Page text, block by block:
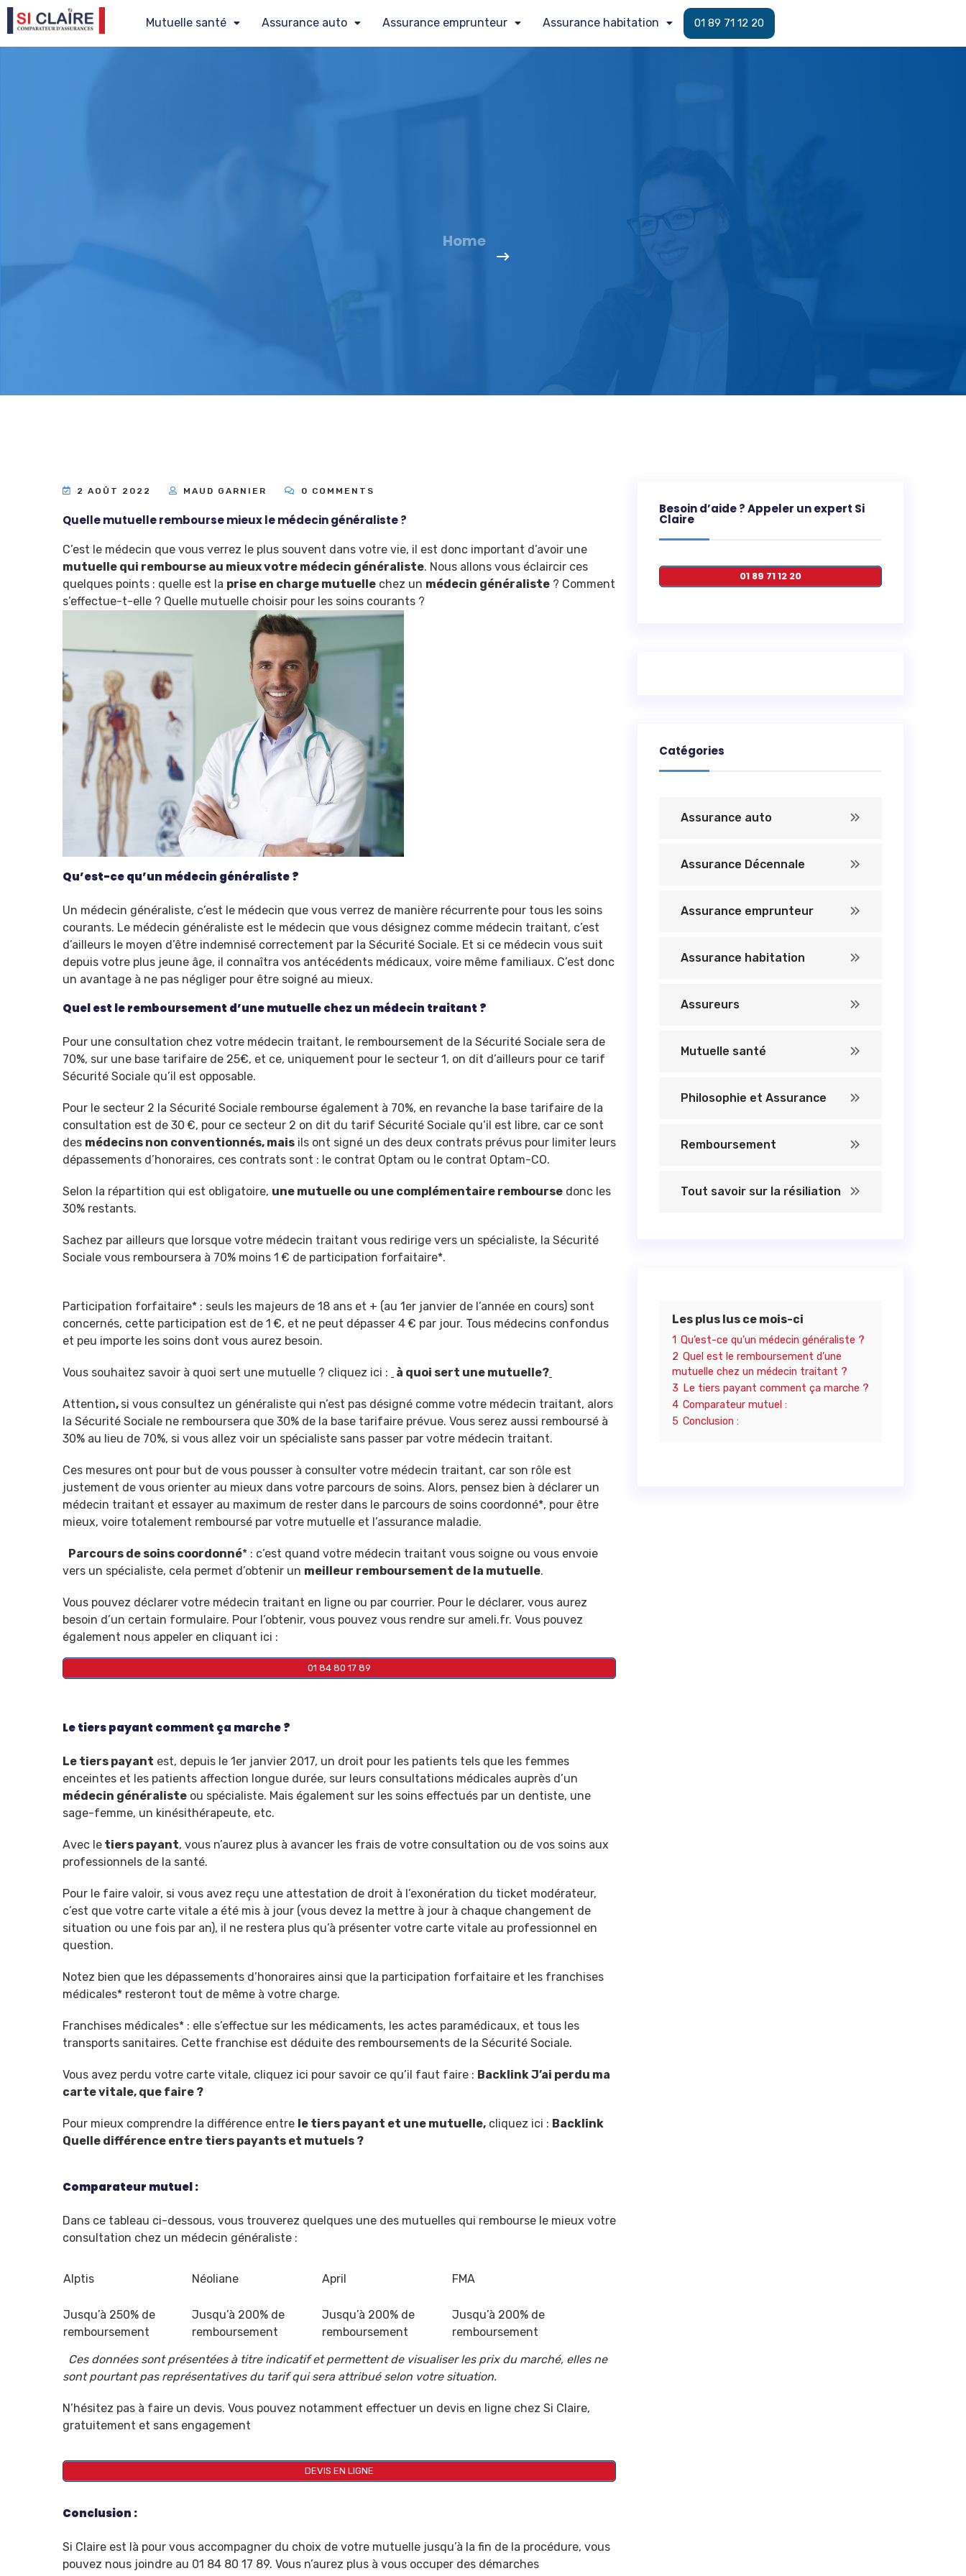
Mutuelle santé Assurance auto Assurance emprunteur Assurance habitation 01 89 71 12 20
Home
2 AOÛT 2022 MAUD GARNIER 0 COMMENTS
Quelle mutuelle rembourse mieux le médecin généraliste ?
C’est le médecin que vous verrez le plus souvent dans votre vie, il est donc important d’avoir une
mutuelle qui rembourse au mieux votre médecin généraliste. Nous allons vous éclaircir ces
quelques points : quelle est la prise en charge mutuelle chez un médecin généraliste ? Comment
s’effectue-t-elle ? Quelle mutuelle choisir pour les soins courants ?
Qu’est-ce qu’un médecin généraliste ?
Un médecin généraliste, c’est le médecin que vous verrez de manière récurrente pour tous les soins
courants. Le médecin généraliste est le médecin que vous désignez comme médecin traitant, c’est
d’ailleurs le moyen d’être indemnisé correctement par la Sécurité Sociale. Et si ce médecin vous suit
depuis votre plus jeune âge, il connaîtra vos antécédents médicaux, voire même familiaux. C’est donc
un avantage à ne pas négliger pour être soigné au mieux.
Quel est le remboursement d’une mutuelle chez un médecin traitant ?
Pour une consultation chez votre médecin traitant, le remboursement de la Sécurité Sociale sera de
70%, sur une base tarifaire de 25€, et ce, uniquement pour le secteur 1, on dit d’ailleurs pour ce tarif
Sécurité Sociale qu’il est opposable.
Pour le secteur 2 la Sécurité Sociale rembourse également à 70%, en revanche la base tarifaire de la
consultation est de 30 €, pour ce secteur 2 on dit du tarif Sécurité Sociale qu’il est libre, car ce sont
des médecins non conventionnés, mais ils ont signé un des deux contrats prévus pour limiter leurs
dépassements d’honoraires, ces contrats sont : le contrat Optam ou le contrat Optam-CO.
Selon la répartition qui est obligatoire, une mutuelle ou une complémentaire rembourse donc les
30% restants.
Sachez par ailleurs que lorsque votre médecin traitant vous redirige vers un spécialiste, la Sécurité
Sociale vous remboursera à 70% moins 1 € de participation forfaitaire*.
Participation forfaitaire* : seuls les majeurs de 18 ans et + (au 1er janvier de l’année en cours) sont
concernés, cette participation est de 1 €, et ne peut dépasser 4 € par jour. Tous médecins confondus
et peu importe les soins dont vous aurez besoin.
Vous souhaitez savoir à quoi sert une mutuelle ? cliquez ici : à quoi sert une mutuelle?
Attention, si vous consultez un généraliste qui n’est pas désigné comme votre médecin traitant, alors
la Sécurité Sociale ne remboursera que 30% de la base tarifaire prévue. Vous serez aussi remboursé à
30% au lieu de 70%, si vous allez voir un spécialiste sans passer par votre médecin traitant.
Ces mesures ont pour but de vous pousser à consulter votre médecin traitant, car son rôle est
justement de vous orienter au mieux dans votre parcours de soins. Alors, pensez bien à déclarer un
médecin traitant et essayer au maximum de rester dans le parcours de soins coordonné*, pour être
mieux, voire totalement remboursé par votre mutuelle et l’assurance maladie.
Parcours de soins coordonné* : c’est quand votre médecin traitant vous soigne ou vous envoie
vers un spécialiste, cela permet d’obtenir un meilleur remboursement de la mutuelle.
Vous pouvez déclarer votre médecin traitant en ligne ou par courrier. Pour le déclarer, vous aurez
besoin d’un certain formulaire. Pour l’obtenir, vous pouvez vous rendre sur ameli.fr. Vous pouvez
également nous appeler en cliquant ici :
01 84 80 17 89
Le tiers payant comment ça marche ?
Le tiers payant est, depuis le 1er janvier 2017, un droit pour les patients tels que les femmes
enceintes et les patients affection longue durée, sur leurs consultations médicales auprès d’un
médecin généraliste ou spécialiste. Mais également sur les soins effectués par un dentiste, une
sage-femme, un kinésithérapeute, etc.
Avec le tiers payant, vous n’aurez plus à avancer les frais de votre consultation ou de vos soins aux
professionnels de la santé.
Pour le faire valoir, si vous avez reçu une attestation de droit à l’exonération du ticket modérateur,
c’est que votre carte vitale a été mis à jour (vous devez la mettre à jour à chaque changement de
situation ou une fois par an), il ne restera plus qu’à présenter votre carte vitale au professionnel en
question.
Notez bien que les dépassements d’honoraires ainsi que la participation forfaitaire et les franchises
médicales* resteront tout de même à votre charge.
Franchises médicales* : elle s’effectue sur les médicaments, les actes paramédicaux, et tous les
transports sanitaires. Cette franchise est déduite des remboursements de la Sécurité Sociale.
Vous avez perdu votre carte vitale, cliquez ici pour savoir ce qu’il faut faire : Backlink J’ai perdu ma
carte vitale, que faire ?
Pour mieux comprendre la différence entre le tiers payant et une mutuelle, cliquez ici : Backlink
Quelle différence entre tiers payants et mutuels ?
Comparateur mutuel :
Dans ce tableau ci-dessous, vous trouverez quelques une des mutuelles qui rembourse le mieux votre
consultation chez un médecin généraliste :
Alptis Néoliane April FMA
Jusqu’à 250% de
remboursement
Jusqu’à 200% de
remboursement
Jusqu’à 200% de
remboursement
Jusqu’à 200% de
remboursement
Ces données sont présentées à titre indicatif et permettent de visualiser les prix du marché, elles ne
sont pourtant pas représentatives du tarif qui sera attribué selon votre situation.
N’hésitez pas à faire un devis. Vous pouvez notamment effectuer un devis en ligne chez Si Claire,
gratuitement et sans engagement
DEVIS EN LIGNE
Conclusion :
Si Claire est là pour vous accompagner du choix de votre mutuelle jusqu’à la fin de la procédure, vous
pouvez nous joindre au 01 84 80 17 89. Vous n’aurez plus à vous occuper des démarches
Besoin d’aide ? Appeler un expert Si
Claire
01 89 71 12 20
Catégories
Assurance auto
Assurance Décennale
Assurance emprunteur
Assurance habitation
Assureurs
Mutuelle santé
Philosophie et Assurance
Remboursement
Tout savoir sur la résiliation
Les plus lus ce mois-ci
1 Qu’est-ce qu’un médecin généraliste ?
2 Quel est le remboursement d’une
mutuelle chez un médecin traitant ?
3 Le tiers payant comment ça marche ?
4 Comparateur mutuel :
5 Conclusion :